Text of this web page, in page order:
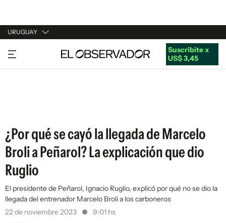
URUGUAY
URUGUAY
ARGENTINA
Suscribite x
US$ 3,45
¿Por qué se cayó la llegada de Marcelo
Broli a Peñarol? La explicación que dio
Ruglio
El presidente de Peñarol, Ignacio Ruglio, explicó por qué no se dio la
llegada del entrenador Marcelo Broli a los carboneros
22 de noviembre 2023
9:01 hs